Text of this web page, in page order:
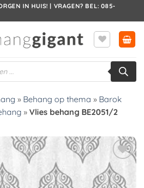
IN HUIS! | VRAGEN? BEL: 085-
» Behang op thema » Barok
» Vlies behang BE2051/2
Toevoegen
aan